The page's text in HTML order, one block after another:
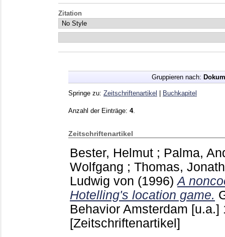
Zitation
Gruppieren nach:
Springe zu: Zeitschriftenartikel Buchkapitel
Anzahl der Einträge: 4.
Zeitschriftenartikel
Bester, Helmut ; Palma,
Wolfgang ; Thomas,
Ludwig von (1996)A
Hotelling's location game.
Behavior Amsterdam [u.a.]
[Zeitschriftenartikel]